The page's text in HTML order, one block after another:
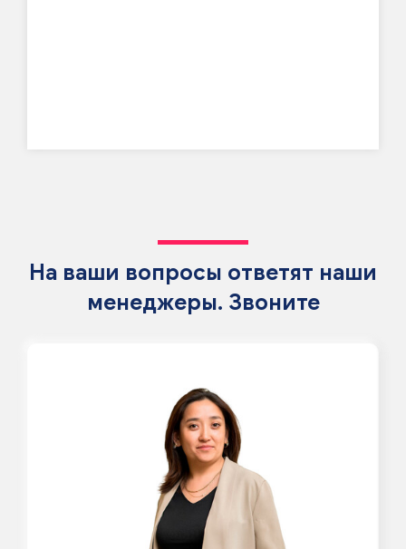
На ваши вопросы ответят наши
менеджеры. Звоните